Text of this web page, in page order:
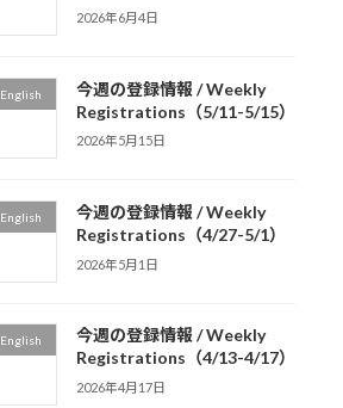
2026年6月4日
English
今週の登録情報 / Weekly
Registrations（5/11-5/15）
2026年5月15日
English
今週の登録情報 / Weekly
Registrations（4/27-5/1）
2026年5月1日
English
今週の登録情報 / Weekly
Registrations（4/13-4/17）
2026年4月17日